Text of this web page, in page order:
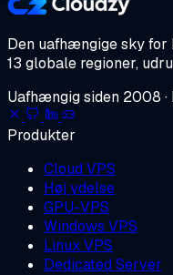
Den uafhængige sky for
13 globale regioner,
Uafhængig siden 2008 ·
Produkter
Cloud VPS
Høj ydelse
GPU-VPS
Windows VPS
Linux VPS
Dedicated Server